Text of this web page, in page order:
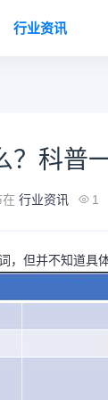
行业资讯
？科普
在 行业资讯 1
，但并不知道具